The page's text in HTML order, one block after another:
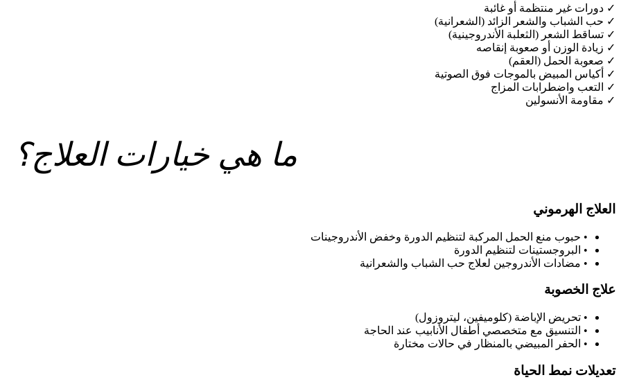
✓ دورات غير منتظمة أو غائبة
✓ حب الشباب والشعر الزائد (الشعرانية)
✓ تساقط الشعر (الثعلبة الأندروجينية)
✓ زيادة الوزن أو صعوبة إنقاصه
✓ صعوبة الحمل (العقم)
✓ أكياس المبيض بالموجات فوق الصوتية
✓
التعب واضطرابات المزاج
✓ مقاومة الأنسولين
ما هي خيارات العلاج؟
العلاج الهرموني
• حبوب منع الحمل المركبة لتنظيم الدورة وخفض الأندروجينات
• البروجستينات لتنظيم الدورة
• مضادات الأندروجين لعلاج حب الشباب والشعرانية
علاج الخصوبة
• تحريض الإباضة (كلوميفين، ليتروزول)
• التنسيق مع متخصصي أطفال الأنابيب عند الحاجة
• الحفر المبيضي بالمنظار في حالات مختارة
تعديلات نمط الحياة